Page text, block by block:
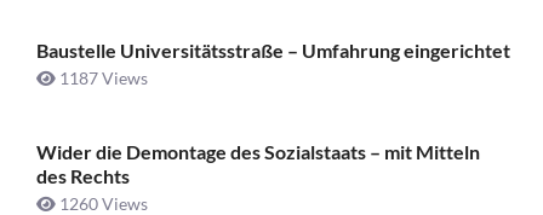
Baustelle Universitätsstraße ­– Umfahrung eingerichtet
1187 Views
Wider die Demontage des Sozialstaats – mit Mitteln
des Rechts
1260 Views